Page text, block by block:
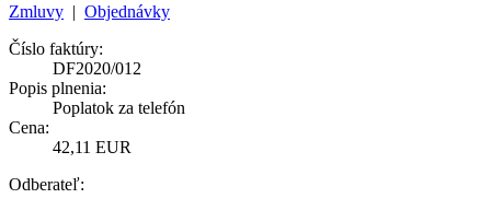
Zmluvy | Objednávky
Číslo faktúry:
DF2020/012
Popis plnenia:
Poplatok za telefón
Cena:
42,11 EUR
Odberateľ: